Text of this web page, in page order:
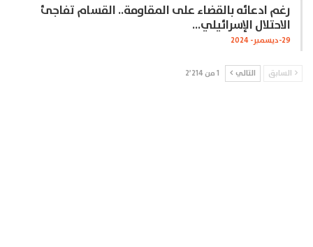
رغم ادعائه بالقضاء على المقاومة.. القسام تفاجئ
الاحتلال الإسرائيلي…
29-ديسمبر- 2024
السابق التالي 1 من 2٬214